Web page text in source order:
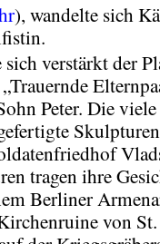
), wandelte sich
verstärkt der
Peter. Die viele
tragen ihre
Berliner
von